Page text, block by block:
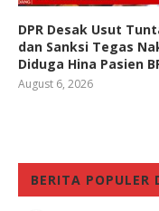
DPR Desak Usut
dan Sanksi Tegas
Diduga Hina Pasien
August 6, 2026
BERITA POPULER